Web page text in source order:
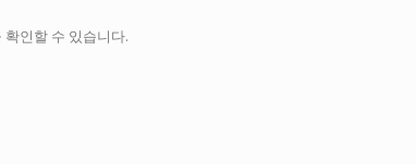
인할 수 있습니다.